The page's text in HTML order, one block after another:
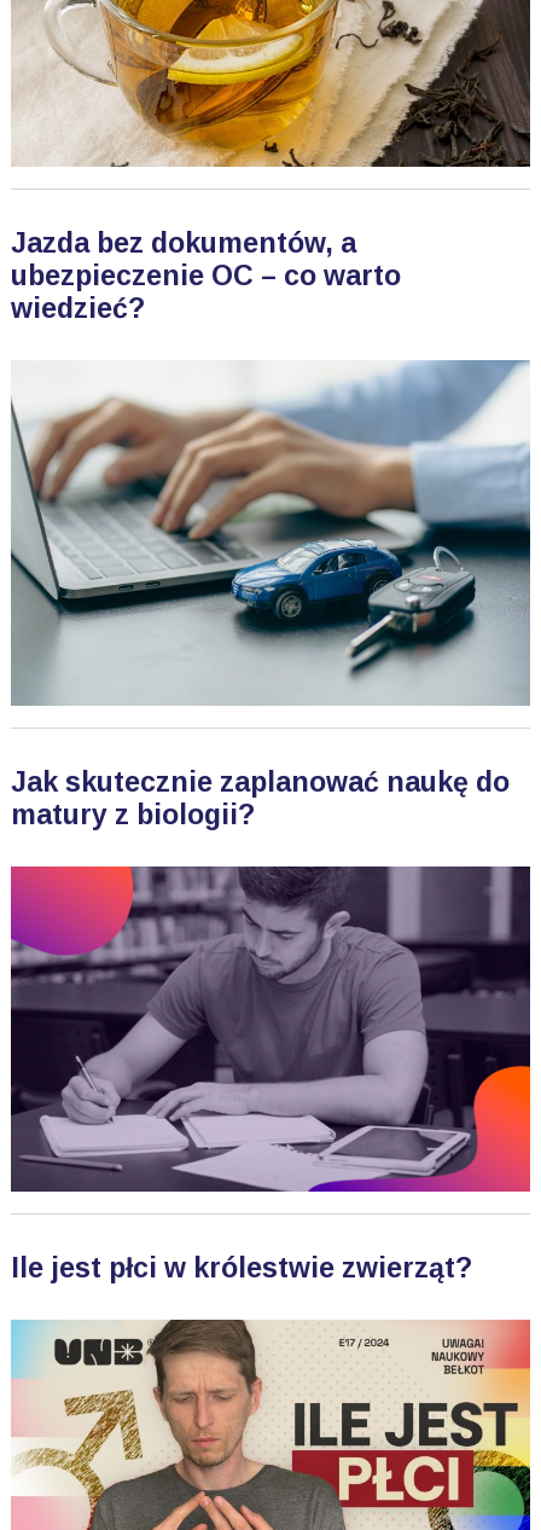
Jazda bez dokumentów, a
ubezpieczenie OC – co warto
wiedzieć?
Jak skutecznie zaplanować naukę do
matury z biologii?
Ile jest płci w królestwie zwierząt?